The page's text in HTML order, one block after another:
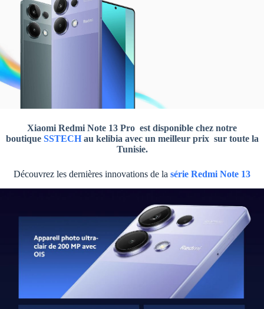
Xiaomi Redmi Note 13 Pro est disponible chez notre
boutique SSTECH au kelibia avec un meilleur prix sur toute la
Tunisie.
Découvrez les dernières innovations de la série Redmi Note 13